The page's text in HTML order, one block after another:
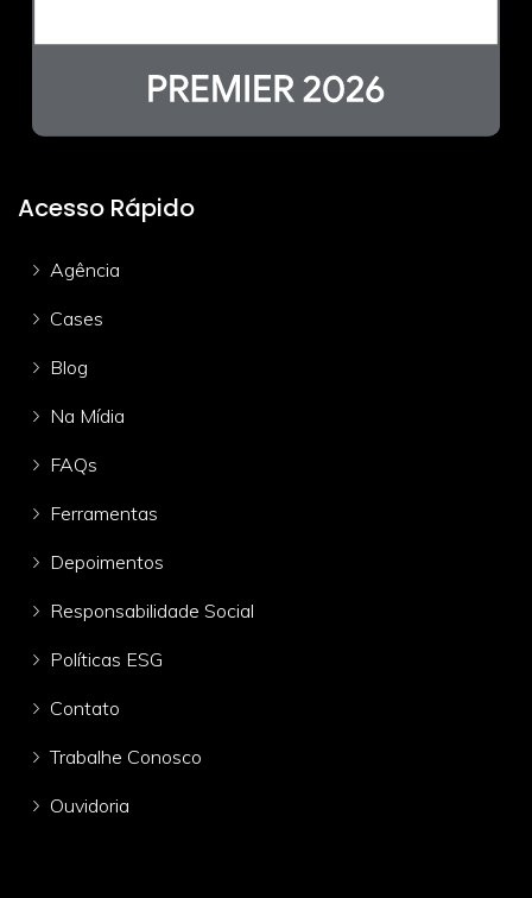
Acesso Rápido
Agência
Cases
Blog
Na Mídia
FAQs
Ferramentas
Depoimentos
Responsabilidade Social
Políticas ESG
Contato
Trabalhe Conosco
Ouvidoria